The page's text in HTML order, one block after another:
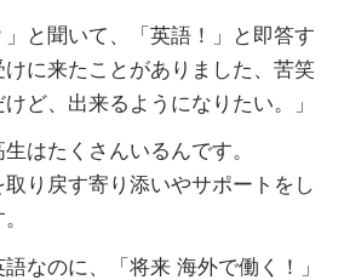
」と聞いて、「英語！」と即答す
に来たことがありました、苦笑
けど、出来るようになりたい。」
はたくさんいるんです。
り戻す寄り添いやサポートをし
なのに、「将来 海外で働く！」